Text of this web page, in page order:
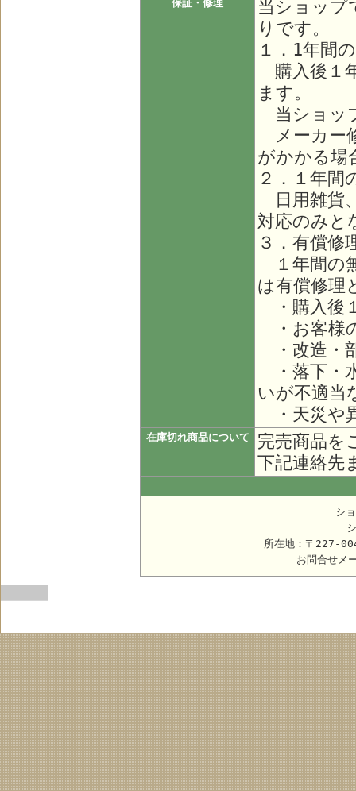
保証・修理
当ショップ
りです。
１．1年間
購入後１
ます。
当ショッ
メーカー
がかかる場
２．１年間
日用雑貨
対応のみと
３．有償修
１年間の
は有償修理
・購入後
・お客様
・改造・
・落下・
いが不適当
・天災や
在庫切れ商品について
完売商品を
下記連絡先
シ
所在地：〒227-
お問合せメ